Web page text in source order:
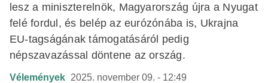
lesz a miniszterelnök, Magyarország újra a Nyugat
felé fordul, és belép az eurózónába is, Ukrajna
EU-tagságának támogatásáról pedig
népszavazással döntene az ország.
Vélemények 2025. november 09. - 12:49